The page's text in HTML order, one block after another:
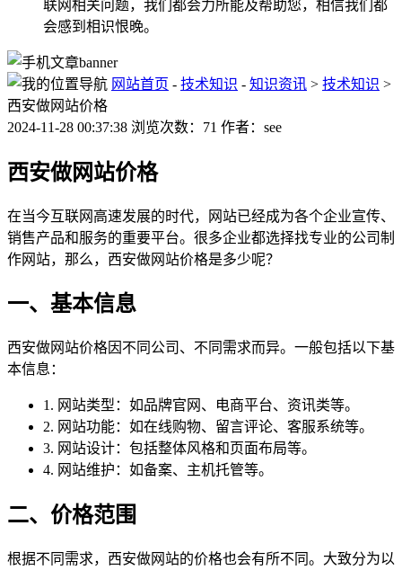
联网相关问题，我们都会力所能及帮助您，相信我们都
会感到相识恨晚。
网站首页 - 技术知识 - 知识资讯 > 技术知识 >
西安做网站价格
2024-11-28 00:37:38 浏览次数：71 作者：see
西安做网站价格
在当今互联网高速发展的时代，网站已经成为各个企业宣传、
销售产品和服务的重要平台。很多企业都选择找专业的公司制
作网站，那么，西安做网站价格是多少呢？
一、基本信息
西安做网站价格因不同公司、不同需求而异。一般包括以下基
本信息：
1. 网站类型：如品牌官网、电商平台、资讯类等。
2. 网站功能：如在线购物、留言评论、客服系统等。
3. 网站设计：包括整体风格和页面布局等。
4. 网站维护：如备案、主机托管等。
二、价格范围
根据不同需求，西安做网站的价格也会有所不同。大致分为以